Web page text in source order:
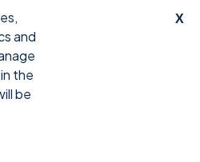
X
and
the
be
sesión